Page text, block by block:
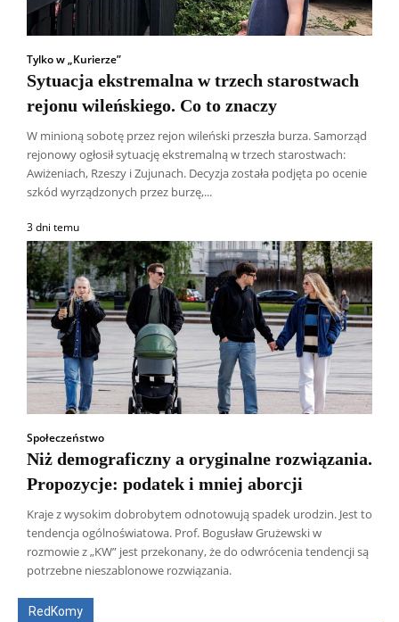
Tylko w „Kurierze”
Sytuacja ekstremalna w trzech starostwach
rejonu wileńskiego. Co to znaczy
W minioną sobotę przez rejon wileński przeszła burza. Samorząd
rejonowy ogłosił sytuację ekstremalną w trzech starostwach:
Awiżeniach, Rzeszy i Zujunach. Decyzja została podjęta po ocenie
szkód wyrządzonych przez burzę,...
3 dni temu
Społeczeństwo
Niż demograficzny a oryginalne rozwiązania.
Propozycje: podatek i mniej aborcji
Kraje z wysokim dobrobytem odnotowują spadek urodzin. Jest to
tendencja ogólnoświatowa. Prof. Bogusław Grużewski w
rozmowie z „KW” jest przekonany, że do odwrócenia tendencji są
potrzebne nieszablonowe rozwiązania.
RedKomy
Wszyscy Aleksander Borowik
Antoni Radczenko
Artur Płokszto
Grzegorz Górny
ks. Jarosław Wąsowicz SDB